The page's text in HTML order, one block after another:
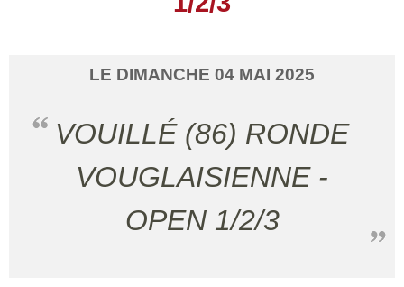
LE DIMANCHE 04 MAI 2025
VOUILLÉ (86) RONDE
VOUGLAISIENNE -
OPEN 1/2/3